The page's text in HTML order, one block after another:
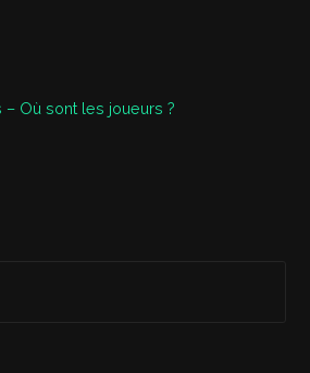
– Où sont les joueurs ?